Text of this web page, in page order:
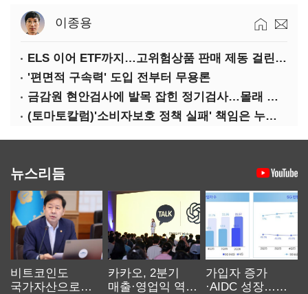
이종용
ELS 이어 ETF까지…고위험상품 판매 제동 걸린 은행
'편면적 구속력' 도입 전부터 무용론
금감원 현안검사에 발목 잡힌 정기검사…몰래 웃는 금융권
(토마토칼럼)'소비자보호 정책 실패' 책임은 누가 지나
뉴스리듬
비트코인도
국가자산으로…'
카카오, 2분기
매출·영업익 역대
가입자 증가
·AIDC 성장…